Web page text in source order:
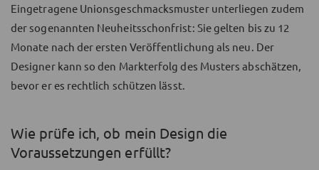
Eingetragene Unionsgeschmacksmuster unterliegen zudem
der sogenannten Neuheitsschonfrist: Sie gelten bis zu 12
Monate nach der ersten Veröffentlichung als neu. Der
Designer kann so den Markterfolg des Musters abschätzen,
bevor er es rechtlich schützen lässt.
Wie prüfe ich, ob mein Design die
Voraussetzungen erfüllt?